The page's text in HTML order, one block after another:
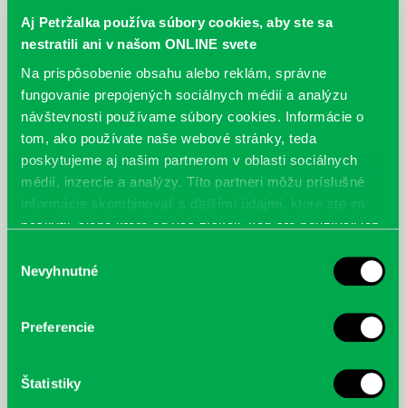
Aj Petržalka používa súbory cookies, aby ste sa
nestratili ani v našom ONLINE svete
Na prispôsobenie obsahu alebo reklám, správne
fungovanie prepojených sociálnych médií a analýzu
návštevnosti používame súbory cookies. Informácie o
tom, ako používate naše webové stránky, teda
poskytujeme aj našim partnerom v oblasti sociálnych
médií, inzercie a analýzy. Títo partneri môžu príslušné
informácie skombinovať s ďalšími údajmi, ktoré ste im
poskytli, alebo ktoré od vás získali, keď ste používali ich
súhlasu
Nevyhnutné
Preferencie
Štatistiky
McGrath, Andy: Tadej Pogačar:
cyklistu modernej doby:
nezastaviteľný